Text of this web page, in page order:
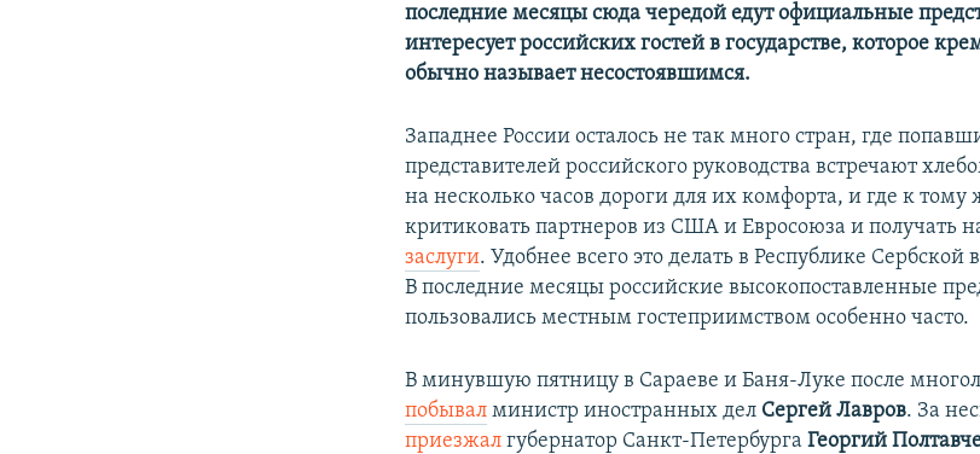
последние месяцы сюда чередой едут официальные
интересует российских гостей в государстве, которое
обычно называет несостоявшимся.
Западнее России осталось не так много стран, где
представителей российского руководства встречают
на несколько часов дороги для их комфорта, и где к
критиковать партнеров из США и Евросоюза и получать
заслуги. Удобнее всего это делать в Республике Сербской
В последние месяцы российские высокопоставленные
пользовались местным гостеприимством особенно часто.
В минувшую пятницу в Сараеве и Баня-Луке после
побывал министр иностранных дел Сергей Лавров. За
приезжал губернатор Санкт-ПетербургаГеоргий